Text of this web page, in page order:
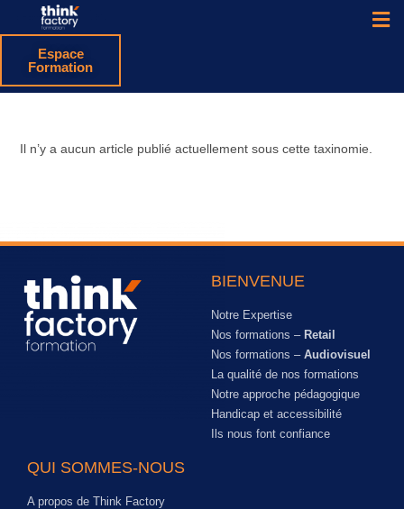
Espace
Formation
Il n’y a aucun article publié actuellement sous cette taxinomie.
BIENVENUE
Notre Expertise
Nos formations – Retail
Nos formations – Audiovisuel
La qualité de nos formations
Notre approche pédagogique
Handicap et accessibilité
Ils nous font confiance
QUI SOMMES-NOUS
A propos de Think Factory